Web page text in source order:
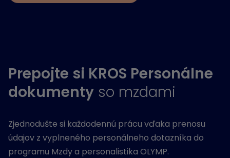
Prepojte si KROS Personálne
dokumenty so mzdami
Zjednodušte si každodennú prácu vďaka prenosu
údajov z vyplneného personálneho dotazníka do
programu Mzdy a personalistika OLYMP.